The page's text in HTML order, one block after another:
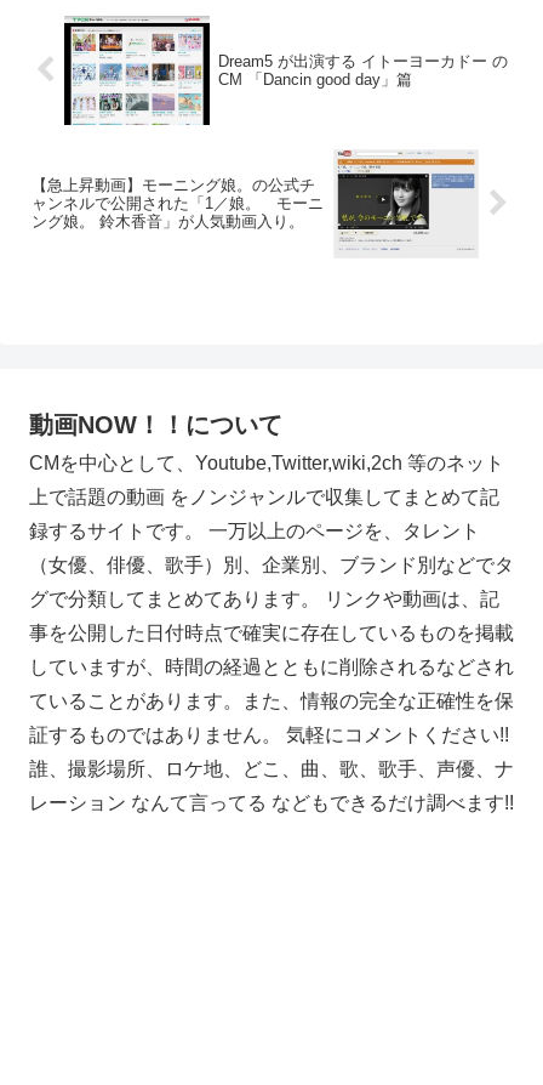
Dream5 が出演する イトーヨーカドー の
CM 「Dancin good day」篇
【急上昇動画】モーニング娘。の公式チ
ャンネルで公開された「1／娘。 モーニ
ング娘。 鈴木香音」が人気動画入り。
動画NOW！！について
CMを中心として、Youtube,Twitter,wiki,2ch 等のネット
上で話題の動画 をノンジャンルで収集してまとめて記
録するサイトです。 一万以上のページを、タレント
（女優、俳優、歌手）別、企業別、ブランド別などでタ
グで分類してまとめてあります。 リンクや動画は、記
事を公開した日付時点で確実に存在しているものを掲載
していますが、時間の経過とともに削除されるなどされ
ていることがあります。また、情報の完全な正確性を保
証するものではありません。 気軽にコメントください!!
誰、撮影場所、ロケ地、どこ、曲、歌、歌手、声優、ナ
レーション なんて言ってる などもできるだけ調べます!!